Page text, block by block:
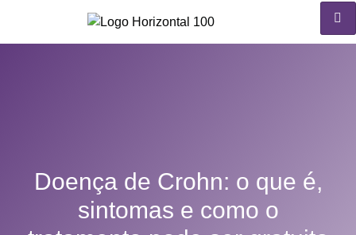
Doença de Crohn: o que é,
sintomas e como o